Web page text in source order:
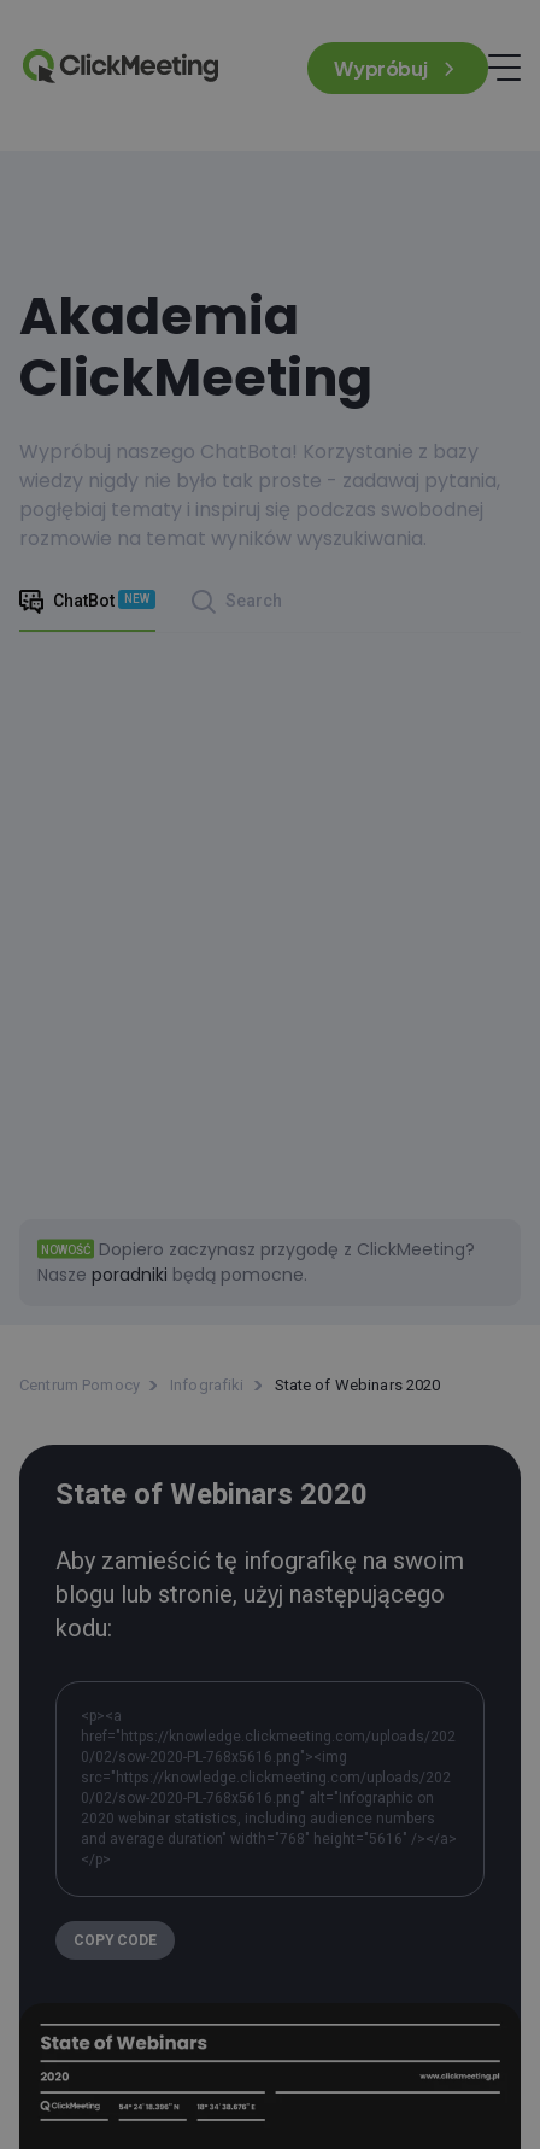
Wypróbuj
Akademia
ClickMeeting
Wypróbuj naszego ChatBota! Korzystanie z bazy
wiedzy nigdy nie było tak proste - zadawaj pytania,
pogłębiaj tematy i inspiruj się podczas swobodnej
rozmowie na temat wyników wyszukiwania.
ChatBot NEW Search
NOWOŚĆ
Dopiero zaczynasz przygodę z ClickMeeting?
Nasze poradniki będą pomocne.
Centrum Pomocy Infografiki State of Webinars 2020
State of Webinars 2020
Aby zamieścić tę infografikę na swoim
blogu lub stronie, użyj następującego
kodu:
<p><a
href="https://knowledge.clickmeeting.com/uploads/202
0/02/sow-2020-PL-768x5616.png"><img
src="https://knowledge.clickmeeting.com/uploads/202
0/02/sow-2020-PL-768x5616.png" alt="Infographic on
2020 webinar statistics, including audience numbers
and average duration" width="768" height="5616" /></a>
</p>
COPY CODE